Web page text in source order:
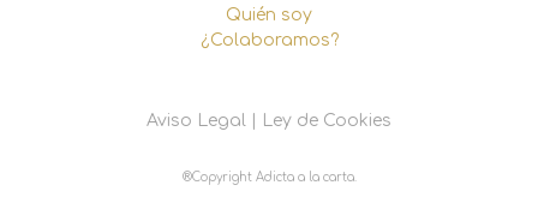
Quién soy
¿Colaboramos?
Aviso Legal Ley de Cookies
®Copyright Adicta a la carta.